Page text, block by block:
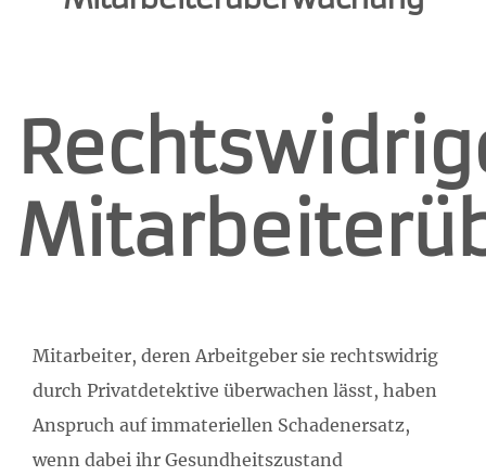
Mitarbeiter, deren Arbeitgeber sie rechtswidrig
durch Privatdetektive überwachen lässt, haben
Anspruch auf immateriellen Schadenersatz,
wenn dabei ihr Gesundheitszustand